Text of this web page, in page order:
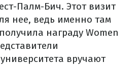
Палм-Бич. Этот визит
нее, ведь именно там
награду Women
вручают